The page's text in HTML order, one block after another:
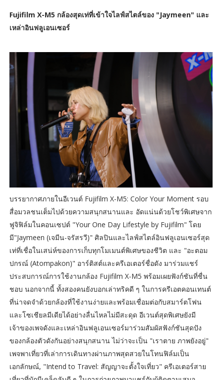
Fujifilm X-M5 กล้องสุดเท่ที่เข้าใจไลฟ์สไตล์ของ "Jaymeen" และ
เหล่าอินฟลูเอนเซอร์
บรรยากาศภายในอีเวนต์ Fujifilm X-M5: Color Your Moment รอบ
สื่อมวลชนเต็มไปด้วยความสนุกสนานและ อัดแน่นด้วยโชว์พิเศษจาก
ฟูจิฟิล์มในคอนเซปต์ "Your One Day Lifestyle by Fujifilm" โดย
มี"Jaymeen (เจมีน-จรัสรวี)" ศิลปินและไลฟ์สไตล์อินฟลูเอนเซอร์สุด
เท่ที่เชื่อในเสน่ห์ของการเก็บทุกโมเมนต์พิเศษของชีวิต และ "อะตอม
ปกรณ์ (Atompakon)" อาร์ติสต์และครีเอเตอร์ชื่อดัง มาร่วมแชร์
ประสบการณ์การใช้งานกล้อง Fujifilm X-M5 พร้อมเผยฟังก์ชันที่ชื่น
ชอบ นอกจากนี้ ทั้งสองคนยังบอกเล่าทริคดี ๆ ในการครีเอตคอนเทนต์
ที่น่าจดจำด้วยกล้องที่ใช้งานง่ายและพร้อมเชื่อมต่อกับสมาร์ตโฟน
และโซเชียลมีเดียได้อย่างลื่นไหลไม่มีสะดุด อีเวนต์สุดพิเศษยังมี
เจ้าของเพจดังและเหล่าอินฟลูเอนเซอร์มาร่วมสัมผัสฟังก์ชันสุดปัง
ของกล้องตัวดังกันอย่างสนุกสนาน ไม่ว่าจะเป็น "เราตาย ภาพยังอยู่"
เพจพาเที่ยวที่เล่าการเดินทางผ่านภาพสุดสวยในโทนฟิล์มเป็น
เอกลักษณ์, "Intend to Travel: สัญญาจะตั้งใจเที่ยว" ครีเอเตอร์สาย